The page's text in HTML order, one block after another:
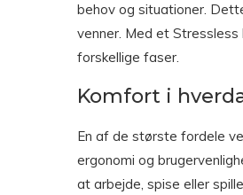
behov og situationer.
venner. Med et Stressless
forskellige faser.
Komfort i
En af de største fordele
ergonomi og
at arbejde, spise eller